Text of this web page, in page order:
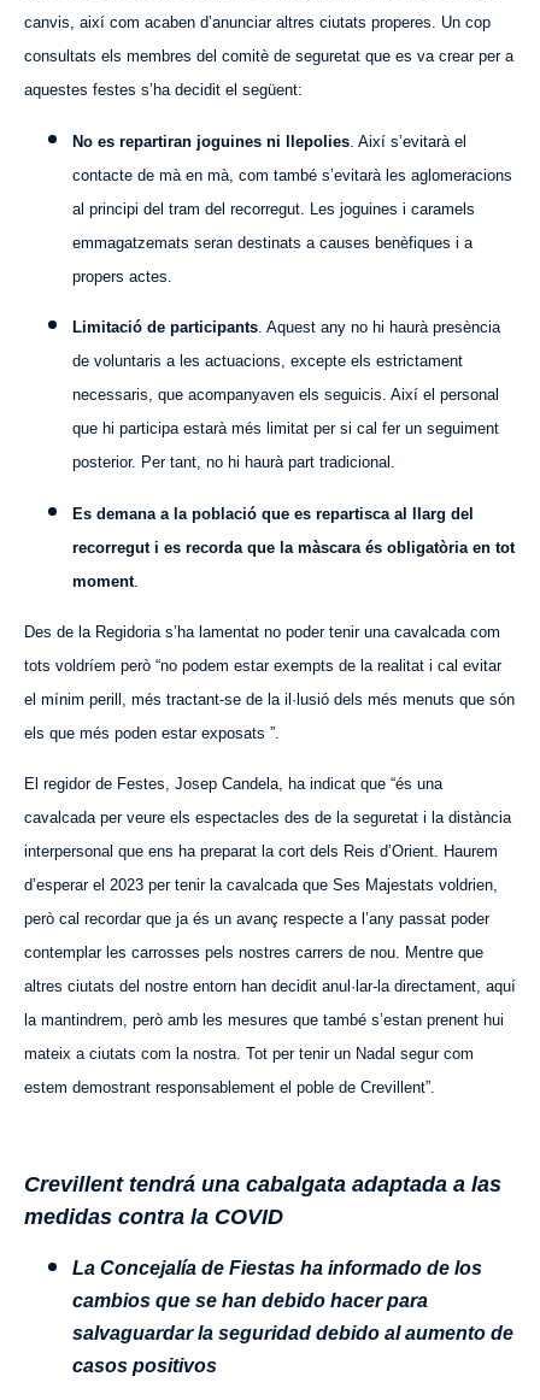
canvis, així com acaben d’anunciar altres ciutats properes. Un cop
consultats els membres del comitè de seguretat que es va crear per a
aquestes festes s’ha decidit el següent:
No es repartiran joguines ni llepolies . Així s’evitarà el
contacte de mà en mà, com també s’evitarà les aglomeracions
al principi del tram del recorregut. Les joguines i caramels
emmagatzemats seran destinats a causes benèfiques i a
propers actes.
Limitació de participants. Aquest any no hi haurà presència
de voluntaris a les actuacions, excepte els estrictament
necessaris, que acompanyaven els seguicis. Així el personal
que hi participa estarà més limitat per si cal fer un seguiment
posterior. Per tant, no hi haurà part tradicional.
Es demana a la població que es repartisca al llarg del
recorregut i es recorda que la màscara és obligatòria en tot
moment.
Des de la Regidoria s’ha lamentat no poder tenir una cavalcada com
tots voldríem però “no podem estar exempts de la realitat i cal evitar
el mínim perill, més tractant-se de la il·lusió dels més menuts que són
els que més poden estar exposats ”.
El regidor de Festes, Josep Candela, ha indicat que “és una
cavalcada per veure els espectacles des de la seguretat i la distància
interpersonal que ens ha preparat la cort dels Reis d’Orient. Haurem
d’esperar el 2023 per tenir la cavalcada que Ses Majestats voldrien,
però cal recordar que ja és un avanç respecte a l’any passat poder
contemplar les carrosses pels nostres carrers de nou. Mentre que
altres ciutats del nostre entorn han decidit anul·lar-la directament, aquí
la mantindrem, però amb les mesures que també s’estan prenent hui
mateix a ciutats com la nostra. Tot per tenir un Nadal segur com
estem demostrant responsablement el poble de Crevillent”.
Crevillent tendrá una cabalgata adaptada a las
medidas contra la COVID
La Concejalía de Fiestas ha informado de los
cambios que se han debido hacer para
salvaguardar la seguridad debido al aumento de
casos positivos